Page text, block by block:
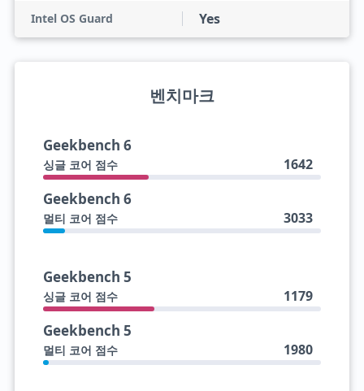
Intel OS Guard Yes
벤치마크
Geekbench 6
싱글 코어 점수 1642
Geekbench 6
멀티 코어 점수 3033
Geekbench 5
싱글 코어 점수 1179
Geekbench 5
멀티 코어 점수 1980